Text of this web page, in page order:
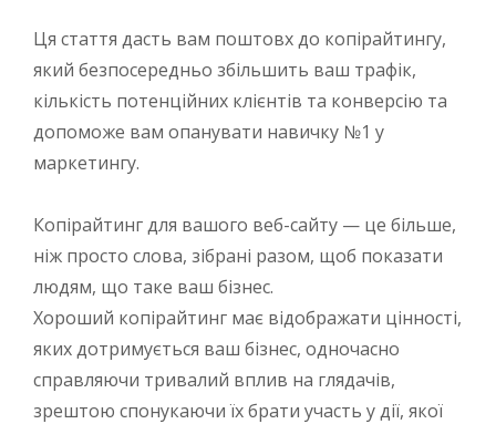
Ця стаття дасть вам поштовх до копірайтингу,
який безпосередньо збільшить ваш трафік,
кількість потенційних клієнтів та конверсію та
допоможе вам опанувати навичку №1 у
маркетингу.
Копірайтинг для вашого веб-сайту — це більше,
ніж просто слова, зібрані разом, щоб показати
людям, що таке ваш бізнес.
Хороший копірайтинг має відображати цінності,
яких дотримується ваш бізнес, одночасно
справляючи тривалий вплив на глядачів,
зрештою спонукаючи їх брати участь у дії, якої